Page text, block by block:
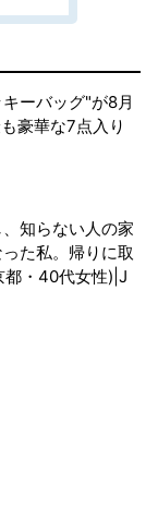
ーバッグ"が8月
豪華な7点入り
知らない人の家
た私。帰りに取
都・40代女性)|J